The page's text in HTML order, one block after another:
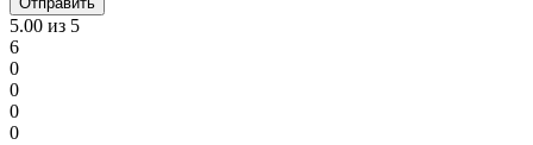
5.00 из 5
6
0
0
0
0